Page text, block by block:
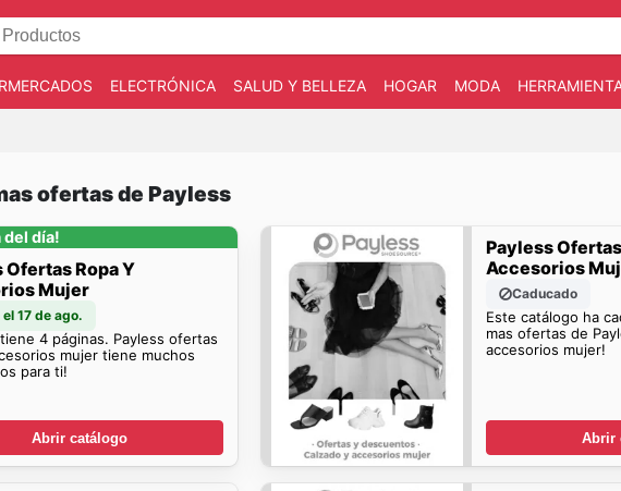
ELECTRÓNICA SALUD Y BELLEZA HOGAR MODA
ofertas de Payless
del día!
Ofertas Ropa Y
Mujer
17 de ago.
4 páginas. Payless ofertas
mujer tiene muchos
para ti!
Abrir catálogo
Payless
Accesorios
Caducado
Este catálogo ha
mas ofertas de
accesorios mujer!
Abrir